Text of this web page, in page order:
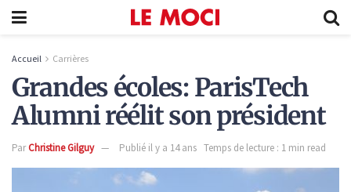
Accueil Carrières
Grandes écoles: ParisTech
Alumni réélit son président
ParChristine Gilguy Publié il y a 14 ans Temps de lecture : 1 min read